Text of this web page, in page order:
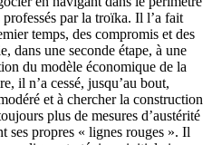
par la troïka. Il l’a fait
temps, des compromis et des
dans une seconde étape, à une
du modèle économique de la
il n’a cessé, jusqu’au bout,
et à chercher la construction
plus de mesures d’austérité
ses propres « lignes rouges ». Il